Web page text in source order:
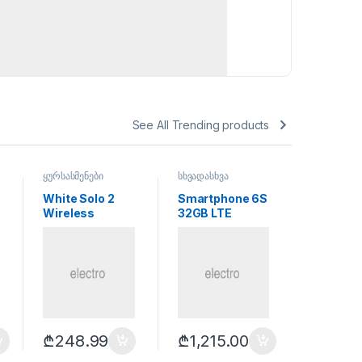
See All Trending products
ყურსასმენები
White Solo 2
Wireless
₾248.99
სხვადასხვა
Smartphone 6S
32GB LTE
₾1,215.00